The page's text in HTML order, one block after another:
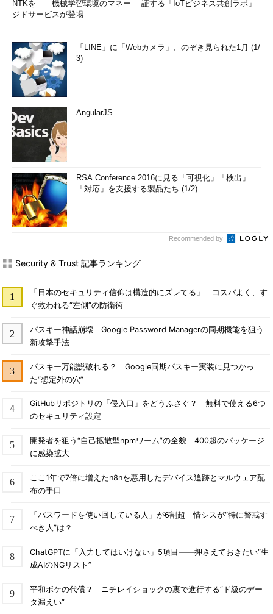
NTKを――機械学習環境のマネー
ジドサービスが登場
証する「IoTビジネス共創ラボ」
「LINE」に「Webカメラ」、のぞき見られた1月 (1/
3)
AngularJS
RSA Conference 2016に見る「可視化」「検出」
「対応」を支援する製品たち (1/2)
Recommended by
Security & Trust 記事ランキング
「日本のセキュリティ信仰は構造的にズレてる」 コスパよく、す
ぐ救われる“左側”の防衛術
パスキー神話崩壊 Google Password Managerの同期機能を狙う
新攻撃手法
パスキー万能説破れる？ Google同期パスキー実装に見つかっ
た“想定外の穴”
GitHubリポジトリの「侵入口」をどうふさぐ？ 無料で使える6つ
のセキュリティ設定
開発者を狙う“自己拡散型npmワーム”の全貌 400超のパッケージ
に感染拡大
ここ1年で7倍に増えたn8nを悪用したデバイス追跡とマルウェア配
布の手口
「パスワードを使い回している人」が6割超 情シスが“特に警戒す
べき人”は？
ChatGPTに「入力してはいけない」5項目――押さえておきたい“生
成AIのNGリスト”
平和ボケの代償？ ニチレイショックの裏で進行する“ド級のデー
タ漏えい”